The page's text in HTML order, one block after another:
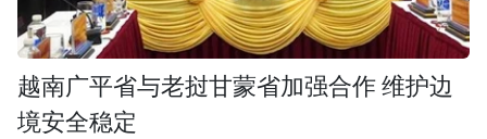
越南广平省与老挝甘蒙省加强合作 维护边
境安全稳定